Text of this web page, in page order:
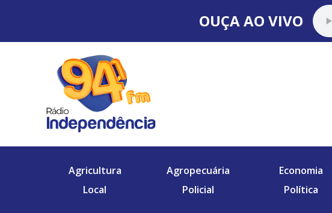
OUÇA AO VIVO
Agricultura Agropecuária Economia
Local
Policial Política